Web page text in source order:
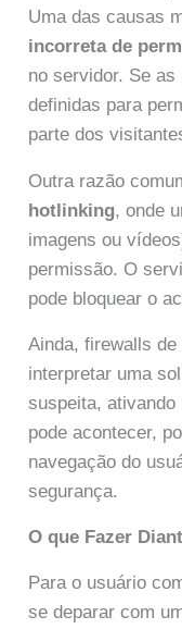
Uma das causas
incorreta de
no servidor. Se
definidas para
parte dos
Outra razão
hotlinking, onde
imagens ou
permissão. O
pode bloquear o
Ainda, firewalls
interpretar uma
suspeita,
pode acontecer,
navegação do
segurança.
O que Fazer
Para o usuário
se deparar com